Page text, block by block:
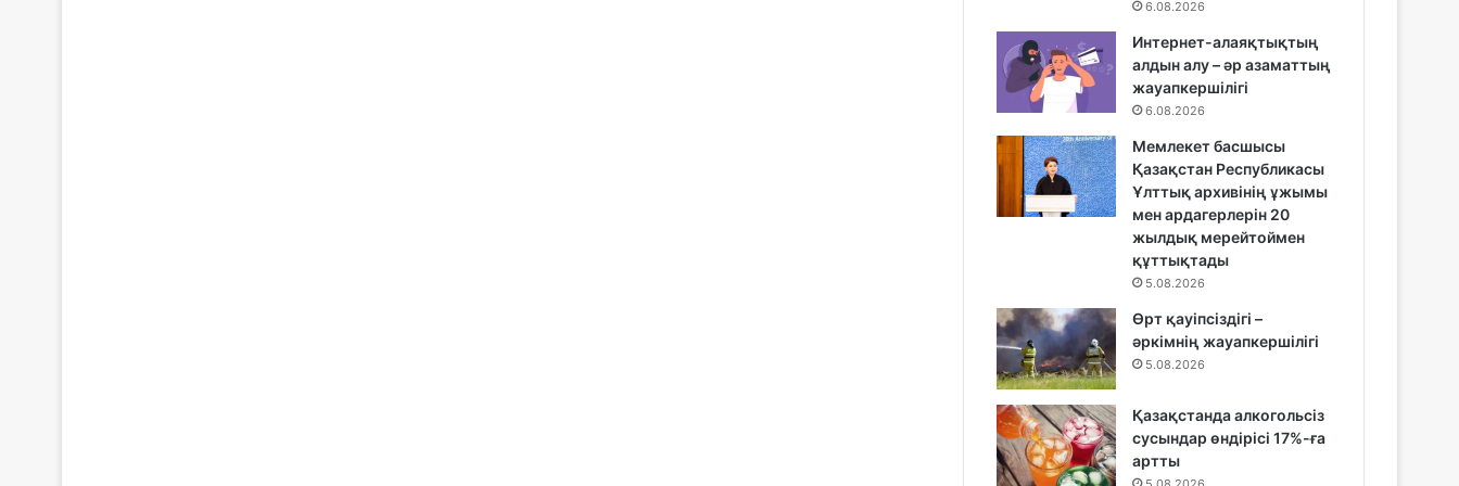
6.08.2026
Интернет-алаяқтықтың
алдын алу – әр азаматтың
жауапкершілігі
6.08.2026
Мемлекет басшысы
Қазақстан Республикасы
Ұлттық архивінің ұжымы
мен ардагерлерін 20
жылдық мерейтоймен
құттықтады
5.08.2026
Өрт қауіпсіздігі –
әркімнің жауапкершілігі
5.08.2026
Қазақстанда алкогольсіз
сусындар өндірісі 17%-ға
артты